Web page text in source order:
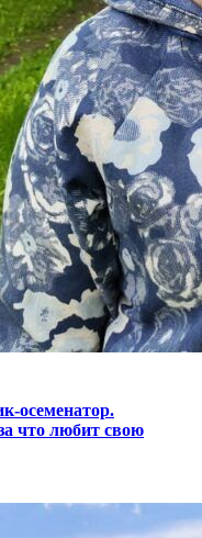
осеменатор.
что любит свою